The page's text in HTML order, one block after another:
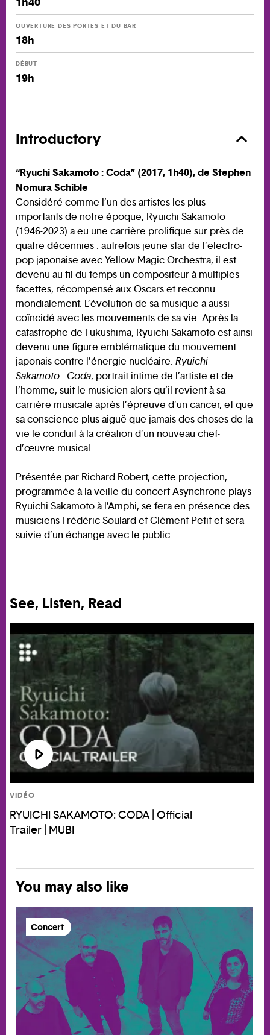
OUVERTURE DES PORTES ET DU BAR
18h
DÉBUT
19h
Introductory
“Ryuchi Sakamoto : Coda” (2017, 1h40), de Stephen
Nomura Schible
Considéré comme l’un des artistes les plus
importants de notre époque, Ryuichi Sakamoto
(1946-2023) a eu une carrière prolifique sur près de
quatre décennies : autrefois jeune star de l’electro-
pop japonaise avec Yellow Magic Orchestra, il est
devenu au fil du temps un compositeur à multiples
facettes, récompensé aux Oscars et reconnu
mondialement. L’évolution de sa musique a aussi
coïncidé avec les mouvements de sa vie. Après la
catastrophe de Fukushima, Ryuichi Sakamoto est ainsi
devenu une figure emblématique du mouvement
japonais contre l’énergie nucléaire. Ryuichi
Sakamoto : Coda, portrait intime de l’artiste et de
l’homme, suit le musicien alors qu’il revient à sa
carrière musicale après l’épreuve d’un cancer, et que
sa conscience plus aiguë que jamais des choses de la
vie le conduit à la création d’un nouveau chef-
d’œuvre musical.
Présentée par Richard Robert, cette projection,
programmée à la veille du concert Asynchrone plays
Ryuichi Sakamoto à l’Amphi, se fera en présence des
musiciens Frédéric Soulard et Clément Petit et sera
suivie d’un échange avec le public.
See, Listen, Read
VIDÉO
RYUICHI SAKAMOTO: CODA | Official
Trailer | MUBI
You may also like
Concert